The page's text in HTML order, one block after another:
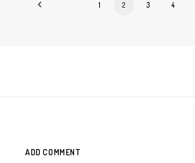
1 2 3 4
ADD COMMENT